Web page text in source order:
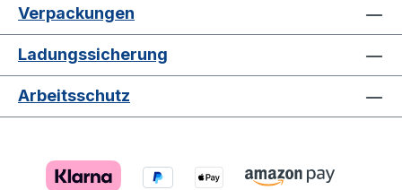
Verpackungen
Ladungssicherung
Arbeitsschutz